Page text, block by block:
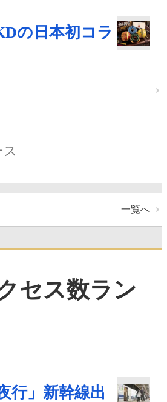
の日本初コラ
一覧へ
セス数ラン
行」新幹線出